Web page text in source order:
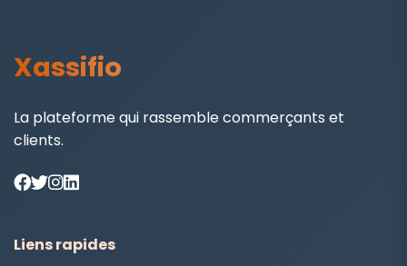
Xassifio
La plateforme qui rassemble commerçants et
clients.
Liens rapides